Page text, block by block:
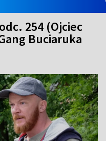
254 (Ojciec
Buciaruka